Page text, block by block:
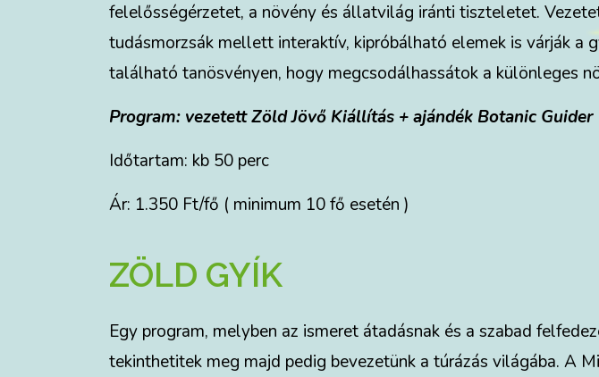
felelősségérzetet, a növény és állatvilág iránti tiszteletet.
tudásmorzsák mellett interaktív, kipróbálható elemek is várják a
található tanösvényen, hogy megcsodálhassátok a különleges
Program: vezetett Zöld Jövő Kiállítás + ajándék Botanic Guider
Időtartam: kb 50 perc
Ár: 1.350 Ft/fő ( minimum 10 fő esetén )
ZÖLD GYÍK
Egy program, melyben az ismeret átadásnak és a szabad
tekinthetitek meg majd pedig bevezetünk a túrázás világába. A